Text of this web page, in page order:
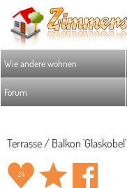
Wie andere wohnen
Forum
Terrasse / Balkon 'Glaskobel'
24